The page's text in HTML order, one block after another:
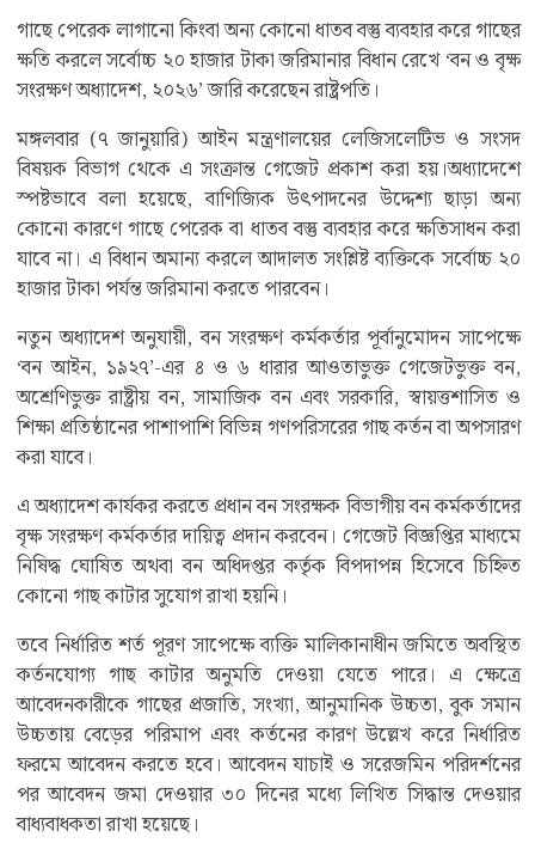
গাছে পেরেক লাগানো কিংবা অন্য কোনো ধাতব বস্তু ব্যবহার করে গাছের
ক্ষতি করলে সর্বোচ্চ ২০ হাজার টাকা জরিমানার বিধান রেখে ‘বন ও বৃক্ষ
সংরক্ষণ অধ্যাদেশ, ২০২৬’ জারি করেছেন রাষ্ট্রপতি।
মঙ্গলবার (৭ জানুয়ারি) আইন মন্ত্রণালয়ের লেজিসলেটিভ ও সংসদ
বিষয়ক বিভাগ থেকে এ সংক্রান্ত গেজেট প্রকাশ করা হয়।অধ্যাদেশে
স্পষ্টভাবে বলা হয়েছে, বাণিজ্যিক উৎপাদনের উদ্দেশ্য ছাড়া অন্য
কোনো কারণে গাছে পেরেক বা ধাতব বস্তু ব্যবহার করে ক্ষতিসাধন করা
যাবে না। এ বিধান অমান্য করলে আদালত সংশ্লিষ্ট ব্যক্তিকে সর্বোচ্চ ২০
হাজার টাকা পর্যন্ত জরিমানা করতে পারবেন।
নতুন অধ্যাদেশ অনুযায়ী, বন সংরক্ষণ কর্মকর্তার পূর্বানুমোদন সাপেক্ষে
‘বন আইন, ১৯২৭’-এর ৪ ও ৬ ধারার আওতাভুক্ত গেজেটভুক্ত বন,
অশ্রেণিভুক্ত রাষ্ট্রীয় বন, সামাজিক বন এবং সরকারি, স্বায়ত্তশাসিত ও
শিক্ষা প্রতিষ্ঠানের পাশাপাশি বিভিন্ন গণপরিসরের গাছ কর্তন বা অপসারণ
করা যাবে।
এ অধ্যাদেশ কার্যকর করতে প্রধান বন সংরক্ষক বিভাগীয় বন কর্মকর্তাদের
বৃক্ষ সংরক্ষণ কর্মকর্তার দায়িত্ব প্রদান করবেন। গেজেট বিজ্ঞপ্তির মাধ্যমে
নিষিদ্ধ ঘোষিত অথবা বন অধিদপ্তর কর্তৃক বিপদাপন্ন হিসেবে চিহ্নিত
কোনো গাছ কাটার সুযোগ রাখা হয়নি।
তবে নির্ধারিত শর্ত পূরণ সাপেক্ষে ব্যক্তি মালিকানাধীন জমিতে অবস্থিত
কর্তনযোগ্য গাছ কাটার অনুমতি দেওয়া যেতে পারে। এ ক্ষেত্রে
আবেদনকারীকে গাছের প্রজাতি, সংখ্যা, আনুমানিক উচ্চতা, বুক সমান
উচ্চতায় বেড়ের পরিমাপ এবং কর্তনের কারণ উল্লেখ করে নির্ধারিত
ফরমে আবেদন করতে হবে। আবেদন যাচাই ও সরেজমিন পরিদর্শনের
পর আবেদন জমা দেওয়ার ৩০ দিনের মধ্যে লিখিত সিদ্ধান্ত দেওয়ার
বাধ্যবাধকতা রাখা হয়েছে।